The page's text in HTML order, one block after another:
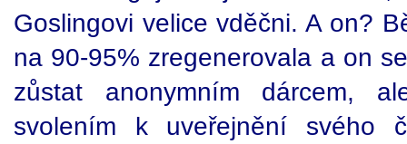
Goslingovi velice vděčni. A on?
na 90-95% zregenerovala a on
zůstat anonymním dárcem,
svolením k uveřejnění svého